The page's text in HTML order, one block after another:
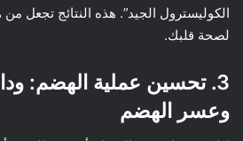
الكوليسترول الجيد”. هذه النتائج تجعل من
لصحة قلبك.
3. تحسين عملية الهضم:
وعسر الهضم